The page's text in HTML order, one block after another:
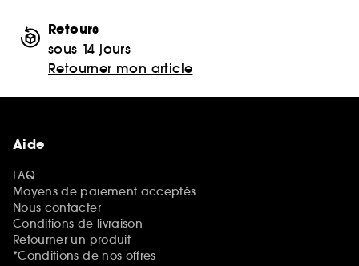
Retours
sous 14 jours
Retourner mon article
Aide
FAQ
Moyens de paiement acceptés
Nous contacter
Conditions de livraison
Retourner un produit
*Conditions de nos offres